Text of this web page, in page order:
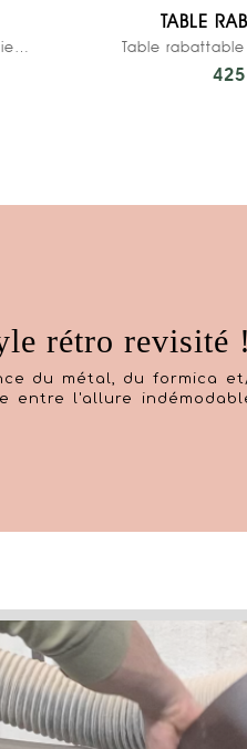
Chaise d’écolier Adulte Suzie Stratifié Dossier...
TABLE
rétro revisité !
du métal, du formica
entre l'allure